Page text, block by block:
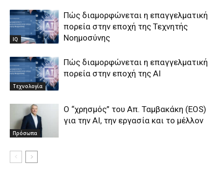
IQ
Πώς διαμορφώνεται η επαγγελματική
πορεία στην εποχή της Τεχνητής
Νοημοσύνης
Τεχνολογία
Πώς διαμορφώνεται η επαγγελματική
πορεία στην εποχή της ΑΙ
Πρόσωπα
O “χρησμός” του Απ. Ταμβακάκη (ΕΟS)
για την ΑΙ, την εργασία και το μέλλον